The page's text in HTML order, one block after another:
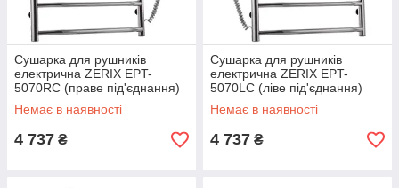
Сушарка для рушників
електрична ZERIX EPT-
5070RC (праве під'єднання)
(ZX4481)
Немає в наявності
4 737 ₴
Сушарка для рушників
електрична ZERIX EPT-
5070LC (ліве під'єднання)
(ZX4480)
Немає в наявності
4 737 ₴